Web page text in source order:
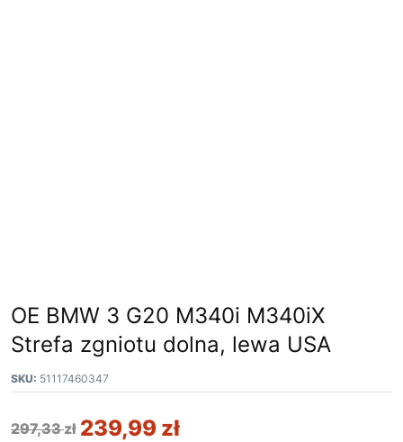
OE BMW 3 G20 M340i M340iX
Strefa zgniotu dolna, lewa USA
SKU: 51117460347
297,33zł 239,99 zł